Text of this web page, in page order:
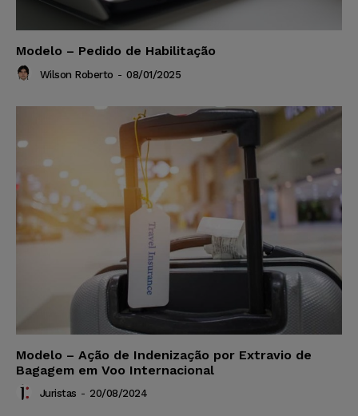
Modelo – Pedido de Habilitação
Wilson Roberto - 08/01/2025
Modelo – Ação de Indenização por Extravio de
Bagagem em Voo Internacional
Juristas - 20/08/2024